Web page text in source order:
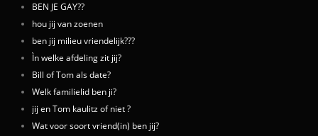
BEN JE GAY??
hou jij van zoenen
ben jij milieu vriendelijk???
Ìn welke afdeling zit jij?
Bill of Tom als date?
Welk familielid ben ji?
jij en Tom kaulitz of niet ?
Wat voor soort vriend(in) ben jij?